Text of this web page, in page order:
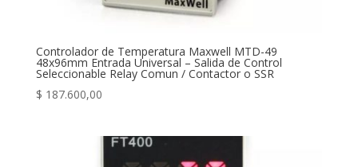
Controlador de Temperatura Maxwell MTD-49
48x96mm Entrada Universal – Salida de Control
Seleccionable Relay Comun / Contactor o SSR
$ 187.600,00